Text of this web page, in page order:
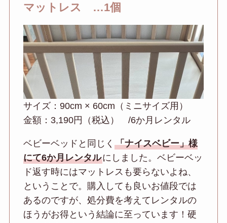
マットレス …1個
サイズ：90cm × 60cm（ミニサイズ用）
金額：3,190円（税込） /6か月レンタル
ベビーベッドと同じく 「ナイスベビー」様
にて6か月レンタルにしました。ベビーベッ
ド返す時にはマットレスも要らないよね、
ということで。購入しても良いお値段では
あるのですが、処分費を考えてレンタルの
ほうがお得という結論に至っています！硬